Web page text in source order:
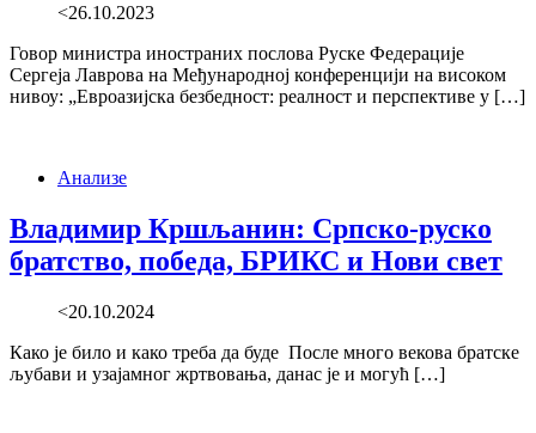
<26.10.2023
Говор министра иностраних послова Руске Федерације
Сергеја Лаврова на Међународној конференцији на високом
нивоу: „Евроазијска безбедност: реалност и перспективе у […]
Анализе
Владимир Кршљанин: Српско-руско
братство, победа, БРИКС и Нови свет
<20.10.2024
Како је било и како треба да буде После много векова братске
љубави и узајамног жртвовања, данас је и могућ […]